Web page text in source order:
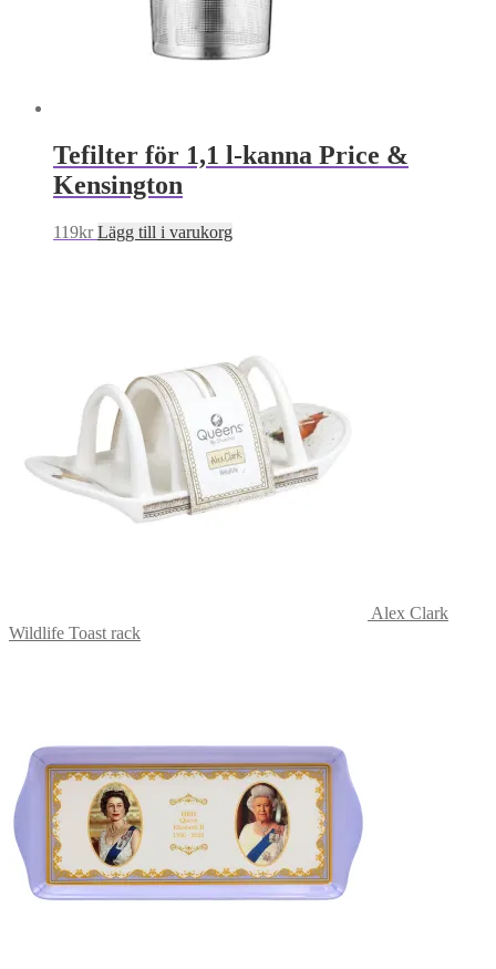
Tefilter för 1,1 l-kanna Price &
Kensington
119kr Lägg till i varukorg
Alex Clark
Wildlife Toast rack